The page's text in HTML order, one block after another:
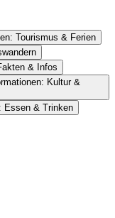
Tourismus & Ferien
& Infos
Kultur &
Essen & Trinken